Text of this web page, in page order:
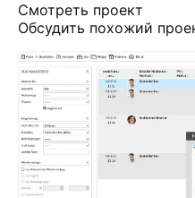
Смотреть проект
Обсудить похожий